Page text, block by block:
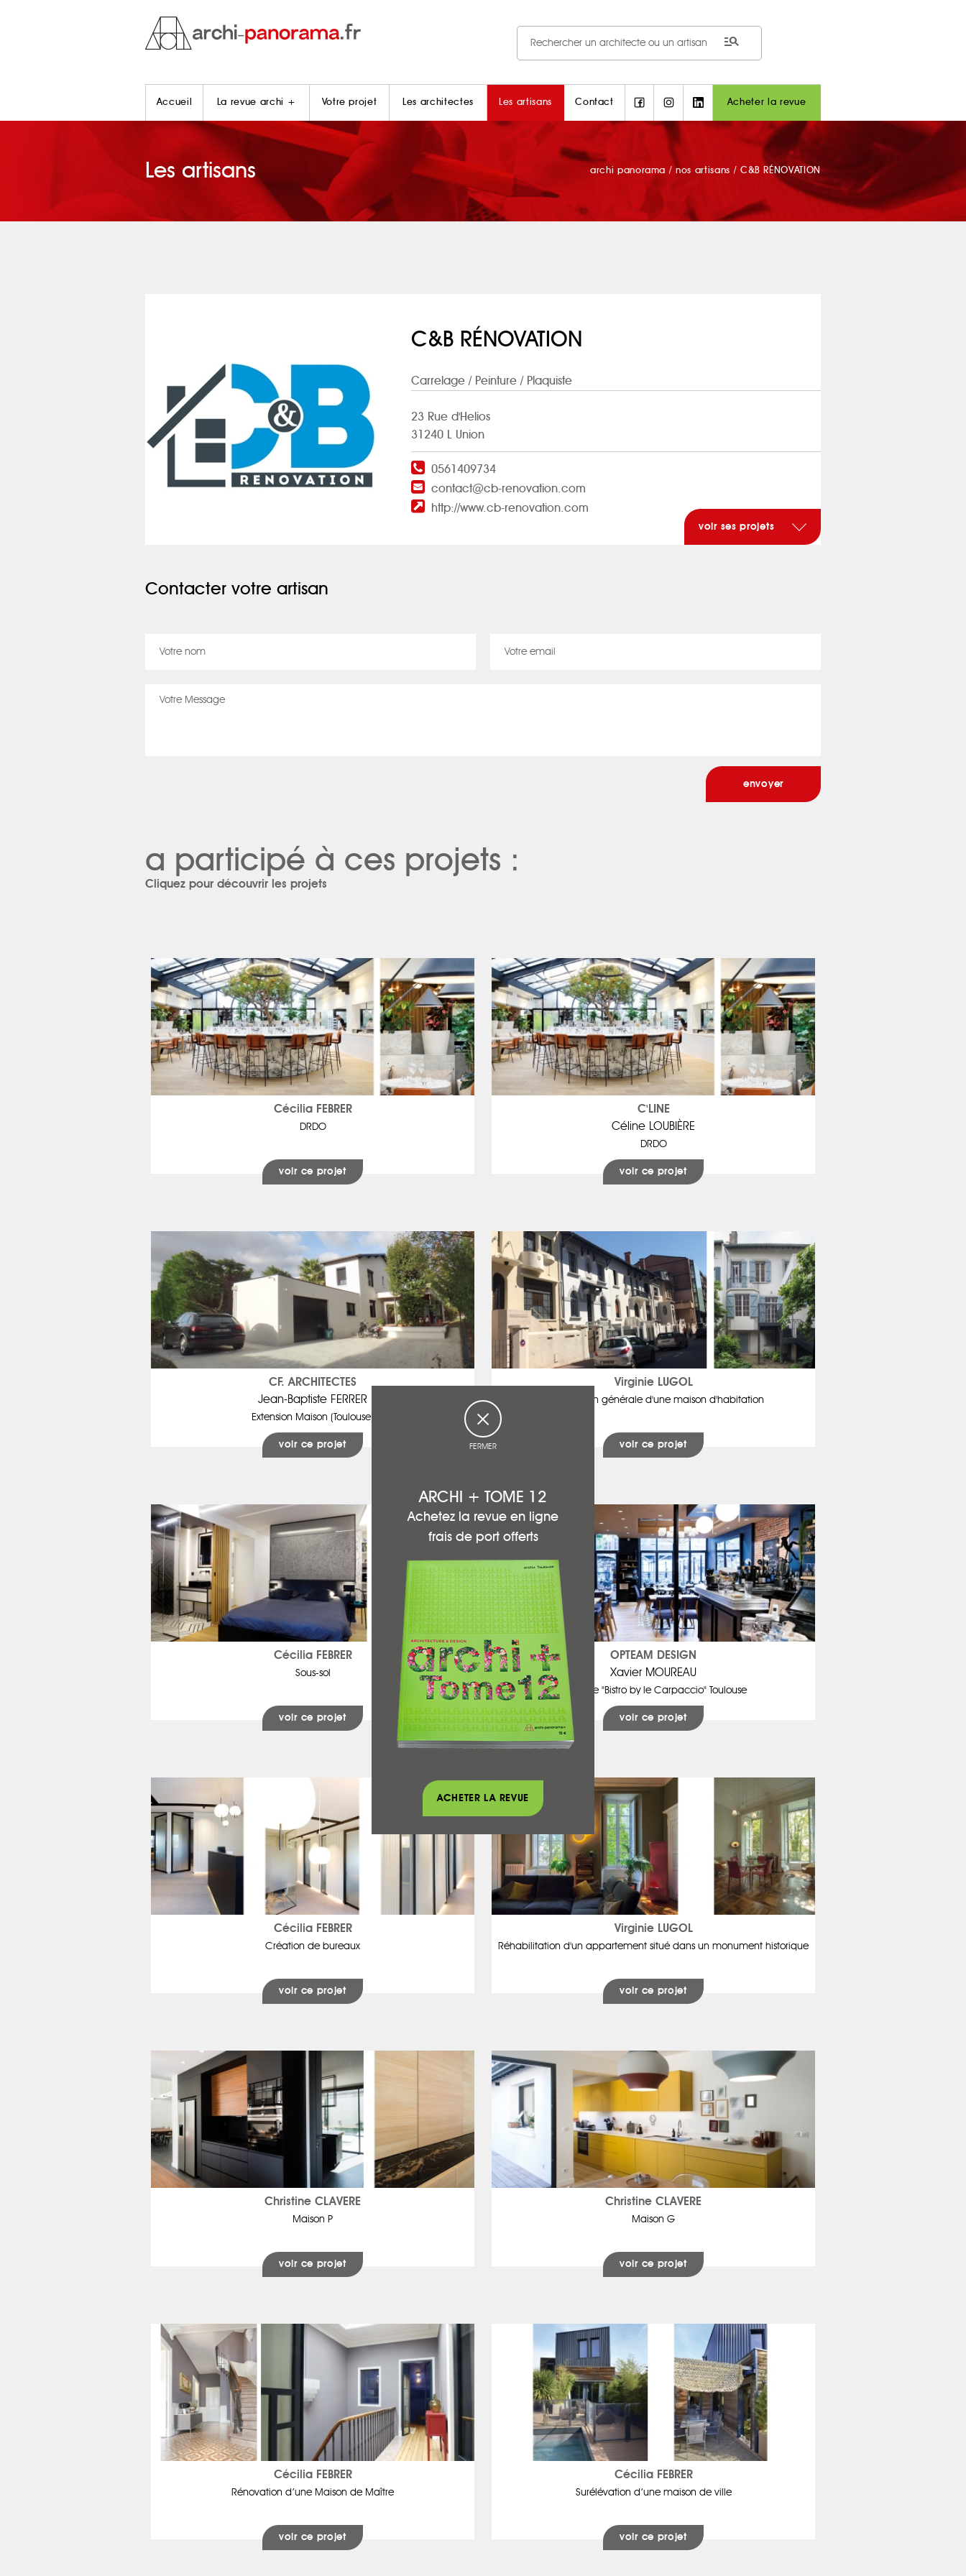
manage_search
Accueil La revue archi + Votre projet Les architectes Les artisans Contact Acheter la revue
Les artisans archi panorama /nos artisans / C&B RÉNOVATION
C&B RÉNOVATION
Carrelage / Peinture / Plaquiste
23 Rue d'Helios
31240 L Union
0561409734
contact@cb-renovation.com
http://www.cb-renovation.com
voir ses projets
Contacter votre artisan
a participé à ces projets :
Cliquez pour découvrir les projets
Cécilia FEBRER
DRDO
voir ce projet
C'LINE
Céline LOUBIÈRE
DRDO
voir ce projet
CF. ARCHITECTES
Jean-Baptiste FERRER
Extension Maison (Toulouse)
voir ce projet
Virginie LUGOL
Restauration générale d'une maison d'habitation
voir ce projet
Cécilia FEBRER
Sous-sol
voir ce projet
OPTEAM DESIGN
Xavier MOUREAU
Brasserie "Bistro by le Carpaccio" Toulouse
voir ce projet
Cécilia FEBRER
Création de bureaux
voir ce projet
Virginie LUGOL
Réhabilitation d'un appartement situé dans un monument historique
voir ce projet
Christine CLAVERE
Maison P
voir ce projet
Christine CLAVERE
Maison G
voir ce projet
Cécilia FEBRER
Rénovation d’une Maison de Maître
voir ce projet
Cécilia FEBRER
Surélévation d’une maison de ville
voir ce projet
FERMER
ARCHI + TOME 12
Achetez la revue en ligne
frais de port offerts
ACHETER LA REVUE